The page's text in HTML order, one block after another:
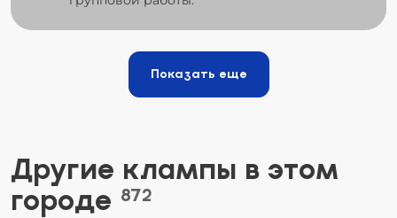
Показать еще
Другие клампы в этом
городе 872